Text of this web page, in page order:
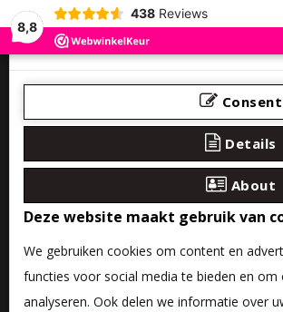
8,8
438 Reviews
Consent
Details
About
Deze website maakt gebruik van
We gebruiken cookies om content en
functies voor social media te bieden en om
analyseren. Ook delen we informatie over